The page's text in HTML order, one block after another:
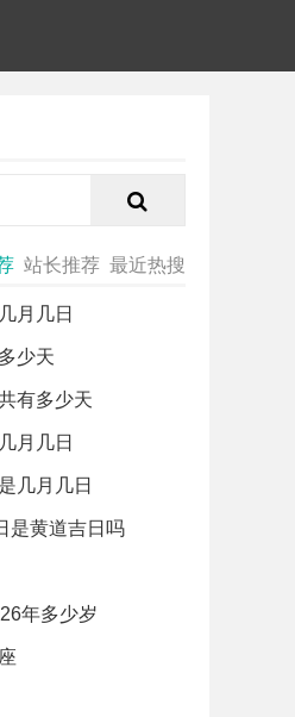
站长推荐 最近热搜
月几日
少天
有多少天
月几日
几月几日
是黄道吉日吗
年多少岁